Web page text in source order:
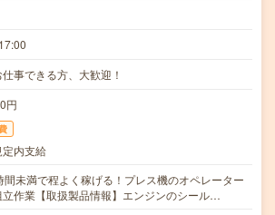
事できる方、大歓迎！
円
内支給
間未満で程よく稼げる！プレス機のオペレーター
立作業【取扱製品情報】エンジンのシール…